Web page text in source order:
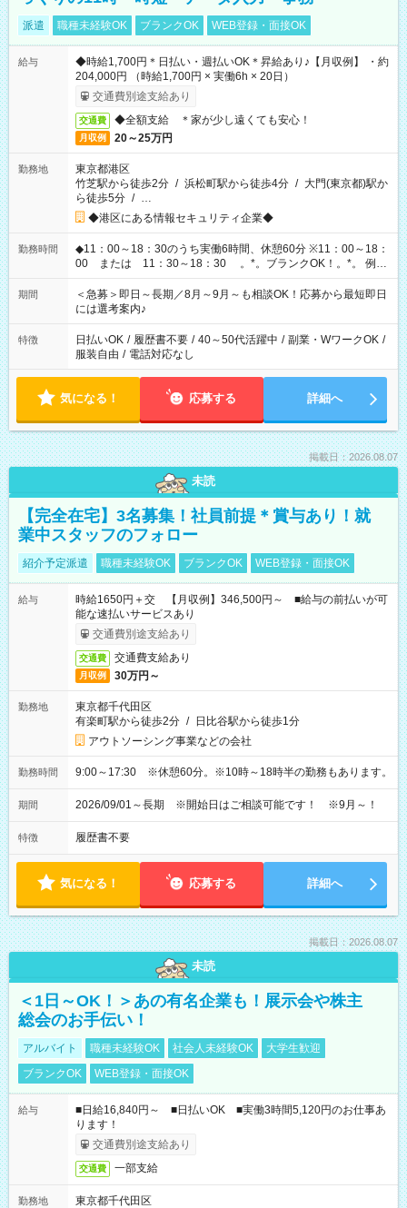
派遣 職種未経験OK ブランクOK WEB登録・面接OK
給与
◆時給1,700円＊日払い・週払いOK＊昇給あり♪【月収例】 ・約
204,000円 （時給1,700円 × 実働6h × 20日）
交通費別途支給あり
交通費 ◆全額支給 ＊家が少し遠くても安心！
月収例 20～25万円
勤務地
東京都港区
竹芝駅から徒歩2分 / 浜松町駅から徒歩4分 / 大門(東京都)駅か
ら徒歩5分 / …
◆港区にある情報セキュリティ企業◆
勤務時間
◆11：00～18：30のうち実働6時間、休憩60分 ※11：00～18：
00 または 11：30～18：30 。*。ブランクOK！。*。 例え
ば前職が、 在宅/財団法人/事務/コールセンター/受付/販売/カフェ
スタッフ スイーツ販売/ホテルフロント/化粧品販売/など 様々な
業界から入社して活躍されています♪
期間
＜急募＞即日～長期／8月～9月～も相談OK！応募から最短即日
には選考案内♪
特徴 日払いOK / 履歴書不要 / 40～50代活躍中 / 副業・WワークOK /
服装自由 / 電話対応なし
気になる！ 応募する 詳細へ
掲載日：2026.08.07
未読
【完全在宅】3名募集！社員前提＊賞与あり！就
業中スタッフのフォロー
紹介予定派遣 職種未経験OK ブランクOK WEB登録・面接OK
給与
時給1650円＋交 【月収例】346,500円～ ■給与の前払いが可
能な速払いサービスあり
交通費別途支給あり
交通費 交通費支給あり
月収例 30万円～
勤務地
東京都千代田区
有楽町駅から徒歩2分 / 日比谷駅から徒歩1分
アウトソーシング事業などの会社
勤務時間 9:00～17:30 ※休憩60分。※10時～18時半の勤務もあります。
期間 2026/09/01～長期 ※開始日はご相談可能です！ ※9月～！
特徴 履歴書不要
気になる！ 応募する 詳細へ
掲載日：2026.08.07
未読
＜1日～OK！＞あの有名企業も！展示会や株主
総会のお手伝い！
アルバイト 職種未経験OK 社会人未経験OK
大学生歓迎
ブランクOK
WEB登録・面接OK
給与
■日給16,840円～ ■日払いOK ■実働3時間5,120円のお仕事あ
ります！
交通費別途支給あり
交通費 一部支給
勤務地
東京都千代田区